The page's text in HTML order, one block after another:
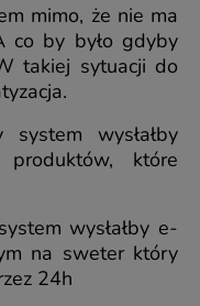
mimo, że nie ma
co by było gdyby
takiej sytuacji do
wysłałby
które
wysłałby e-
na sweter który
24h